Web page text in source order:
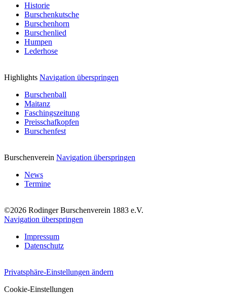
Historie
Burschenkutsche
Burschenhorn
Burschenlied
Humpen
Lederhose
Highlights Navigation überspringen
Burschenball
Maitanz
Faschingszeitung
Preisschafkopfen
Burschenfest
Burschenverein Navigation überspringen
News
Termine
©2026 Rodinger Burschenverein 1883 e.V.
Navigation überspringen
Impressum
Datenschutz
Privatsphäre-Einstellungen ändern
Cookie-Einstellungen